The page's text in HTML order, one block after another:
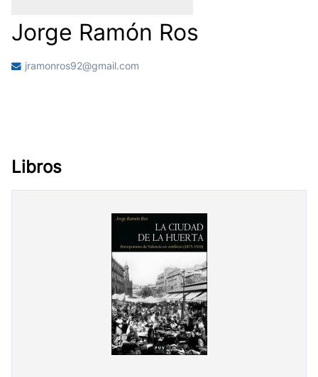
Jorge Ramón Ros
jramonros92@gmail.com
Libros